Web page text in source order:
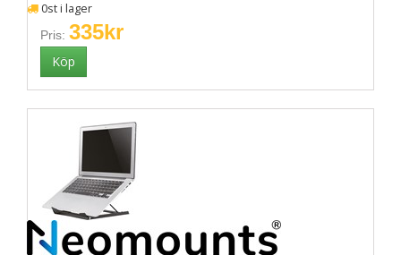
0st i lager
Pris: 335kr